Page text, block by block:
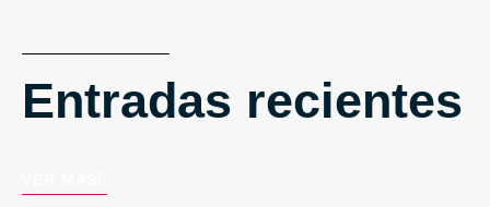
Entradas recientes